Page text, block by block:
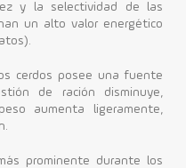
y la selectividad de las
un alto valor energético
cerdos posee una fuente
de ración disminuye,
aumenta ligeramente,
prominente durante los